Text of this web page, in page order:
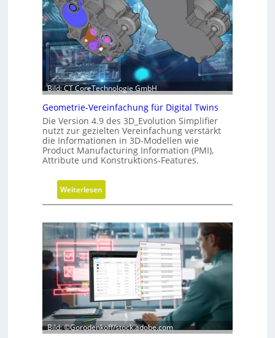
t
-
R
o
a
d
m
a
p
i
n
d
e
r
C
N
C
-
S
i
m
l
a
i
o
n
Bild: CT CoreTechnologie GmbH
Geometrie-Vereinfachung für Digital Twins
Die Version 4.9 des 3D_Evolution Simplifier
nutzt zur gezielten Vereinfachung verstärkt
die Informationen in 3D-Modellen wie
Product Manufacturing Information (PMI),
Attribute und Konstruktions-Features.
Weiterlesen:
G
o
m
e
t
r
i
e
-
V
Bild: ©Gorodenkoff/stock.adobe.com